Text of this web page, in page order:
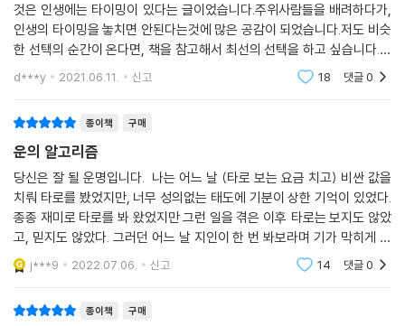
운과 운명에 대한 객관적이고 분석적인 통찰과 더불어 저자의 솔직하고 담
백한 자기 고백은 이 책의 또 다른 미덕이다. 저자는 자신도 한때는 운명의
소용돌이 속에서 고통스러워했던 적이 있다고 진솔하게 이야기한다. 유년
시절 아토피 피부염으로 오랜 시간 고통스러워하며 인생을 비관적으로 바
카드를 만나게 되면서 운명의 방향을 획기적으로 바꾸게 된다. 방송사 공
채 개그맨에서부터 대학 강사에 이르기까지 다양한 직업과 사업을 경험하
는 동안에도 자기 운명에 대한 긍정과 타로마스터로서의 사명을 잃지 않았
던 저자는 현재 자신이 바라던 모습대로 국내 최고를 넘어 세계 최고의 타
로마스터가 되는 길 위에 서 있게 되었다. 자신이 소명으로 선택한 삶에 최
선을 다해 집중하는 모습, 자신에게 다가온 모든 인연을 귀히 여기고 감사
할 줄 아는 태도 등 책 속에 등장하는 여러 일화들을 통해 전해지는 저자의
진실한 면모는 내 삶에 대한 믿음과 유연한 마음가짐이야말로 잘될 운명으
로 가는 위대한 시작임을 설득력 있게 알려준다.
것은 인생에는 타이밍이 있다는 글이었습니다.주위사람들을 배려하다가,
인생의 타이밍을 놓치면 안된다는것에 많은 공감이 되었습니다.저도 비슷
한 선택의 순간이 온다면, 책을 참고해서 최선의 선택을 하고 싶습니다.그
리고 살아오면서 바꿀 수 없는 타고난 것을 바꾸려고 많이 마음고생을 했
었는데, 그것을 받
d***y 2021.06.11. 신고 18 댓글0
종이책 구매
운의 알고리즘
당신은 잘 될 운명입니다. 나는 어느 날 (타로 보는 요금 치고) 비싼 값을
치뤄 타로를 봤었지만, 너무 성의없는 태도에 기분이 상한 기억이 있었다.
종종 재미로 타로를 봐 왔었지만 그런 일을 겪은 이후 타로는 보지도 않았
고, 믿지도 않았다. 그러던 어느 날 지인이 한 번 봐보라며 기가 막히게 정
확하다며 유튜브 영상을 보여주어 타로카드 한 장을 고르게 되었다. 무료
라서 더 좋
j***9 2022.07.06. 신고 14 댓글0
종이책 구매